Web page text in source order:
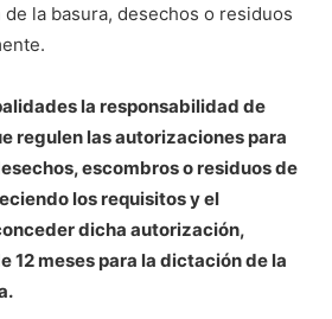
la basura, desechos o residuos
la responsabilidad de
regulen las autorizaciones para
escombros o residuos de
los requisitos y el
dicha autorización,
12 meses para la dictación de la